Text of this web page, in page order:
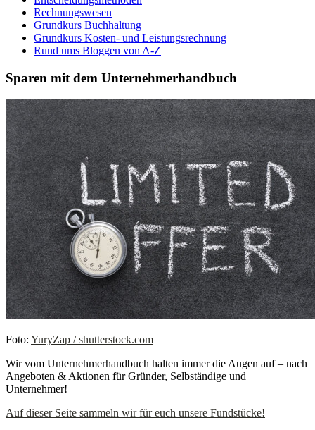
Rechnungswesen
Grundkurs Buchhaltung
Grundkurs Kosten- und Leistungsrechnung
Rund ums Bloggen von A-Z
Sparen mit dem Unternehmerhandbuch
Foto: YuryZap / shutterstock.com
Wir vom Unternehmerhandbuch halten immer die Augen auf – nach
Angeboten & Aktionen für Gründer, Selbständige und
Unternehmer!
Auf dieser Seite sammeln wir für euch unsere Fundstücke!